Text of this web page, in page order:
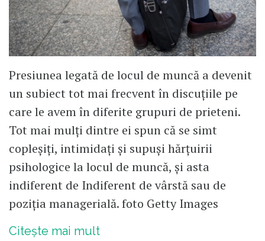
Presiunea legată de locul de muncă a devenit
un subiect tot mai frecvent în discuțiile pe
care le avem în diferite grupuri de prieteni.
Tot mai mulți dintre ei spun că se simt
copleșiți, intimidați și supuși hărțuirii
psihologice la locul de muncă, și asta
indiferent de Indiferent de vârstă sau de
poziția managerială. foto Getty Images
Citește mai mult